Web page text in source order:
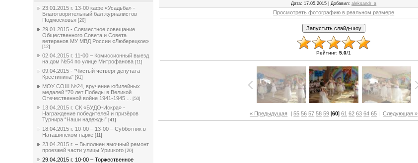
23.01.2015 г. 13-00 кафе «Усадьба» -
Благотворительный бал журналистов
Подмосковья [20]
29.01.2015 - Совместное совещание
Общественного Совета и Совета
ветеранов МУ МВД России «Люберецкое»
[12]
02.04.2015 г. 11-00 – Комиссионный выезд
на дом №54 по улице Митрофанова [11]
09.04.2015 - "Чистый четверг депутата
Крестинина" [91]
МОУ СОШ №24, вручение юбилейных
медалей "70 лет Победы в Великой
Отечественной войне 1941-1945 ...
[50]
13.04.2015 г. СК «БУДО-Искра» -
Награждение победителей и призёров
Турнира “Наши надежды” [41]
18.04.2015 г. 10-00 – 13-00 – Субботник в
Наташинском парке [11]
23.04.2015 г. – Выполнен ямочный ремонт
проезжей части улицы Урицкого [20]
29.04.2015 г. 10-00 – Торжественное
Дата: 17.05.2015 | Добавил:aleksandr_a
Просмотреть фотографию в реальном размере
Рейтинг: 5.0/1
« Предыдущая |55 56 57 58 59 [60]61 62 63 64 65 |Следующая »